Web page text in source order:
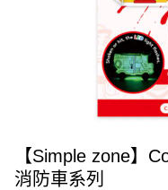
【Simple zone】Colorloon 3D造
消防車系列